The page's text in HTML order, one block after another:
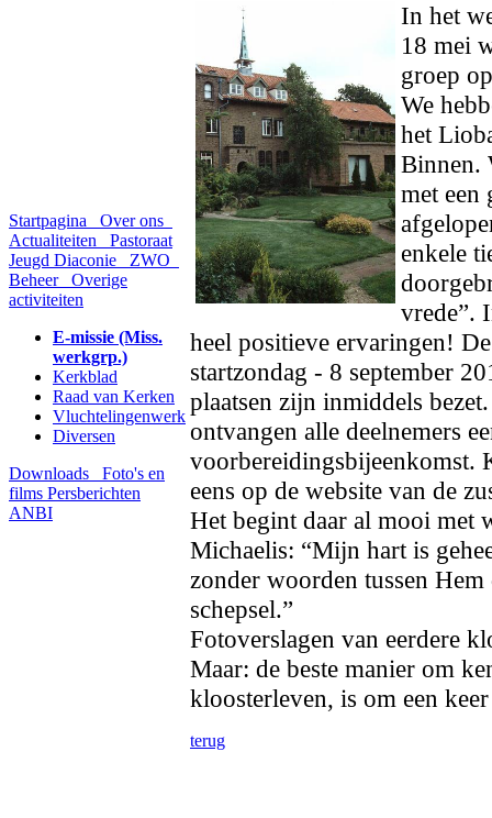
Startpagina
Over ons
Actualiteiten
Pastoraat
Jeugd Diaconie
ZWO
Beheer
Overige
activiteiten
E-missie (Miss.
werkgrp.)
Kerkblad
Raad van Kerken
Vluchtelingenwerk
Diversen
Downloads
Foto's en
films Persberichten
ANBI
In het
18 mei
groep
We
het
Binnen.
met een
enkele
vrede”.
heel positieve ervaringen!
startzondag - 8 september
plaatsen zijn inmiddels
ontvangen alle deelnemers
voorbereidingsbijeenkomst.
eens op de website van de
Het begint daar al mooi met
Michaelis: “Mijn hart is
zonder woorden tussen
schepsel.”
Fotoverslagen van eerdere
Maar: de beste manier om
kloosterleven, is om een
terug